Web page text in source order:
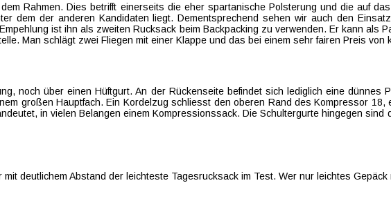
Rahmen. Dies betrifft einerseits die eher spartanische Polsterung und die auf
dem der anderen Kandidaten liegt. Dementsprechend sehen wir auch den
ist ihn als zweiten Rucksack beim Backpacking zu verwenden. Er kann als
Man schlägt zwei Fliegen mit einer Klappe und das bei einem sehr fairen Preis von
noch über einen Hüftgurt. An der Rückenseite befindet sich lediglich eine dünnes
großen Hauptfach. Ein Kordelzug schliesst den oberen Rand des Kompressor 18,
in vielen Belangen einem Kompressionssack. Die Schultergurte hingegen
deutlichem Abstand der leichteste Tagesrucksack im Test. Wer nur leichtes